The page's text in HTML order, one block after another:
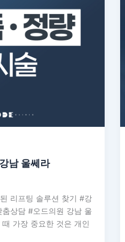
남 울쎄라
리프팅 솔루션 찾기 #강
상담 #오드의원 강남 울
가장 중요한 것은 개인